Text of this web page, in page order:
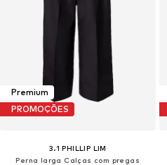
Premium
PROMOÇÕES
3.1 PHILLIP LIM
Perna larga Calças com pregas